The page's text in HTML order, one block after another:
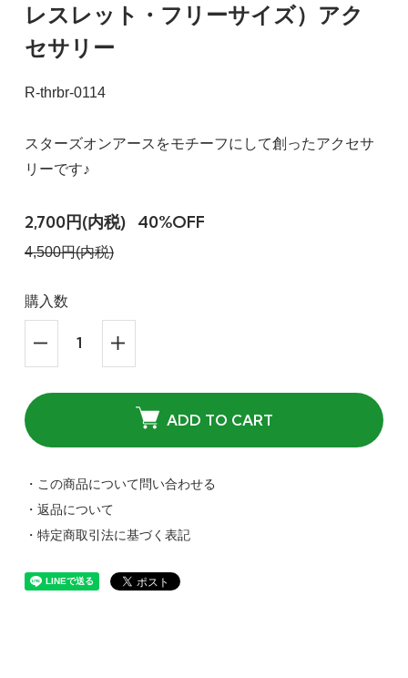
レスレット・フリーサイズ）アク
セサリー
R-thrbr-0114
スターズオンアースをモチーフにして創ったアクセサ
リーです♪
2,700円(内税) 40%OFF
4,500円(内税)
購入数
ADD TO CART
・この商品について問い合わせる
・返品について
・特定商取引法に基づく表記